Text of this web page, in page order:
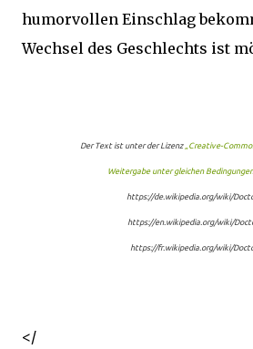
humorvollen Einschlag
Wechsel des Geschlechts ist
Der Text ist unter der Lizenz„Creative-
Weitergabe unter gleichen
https://de.wikipedia.org/wiki/
https://en.wikipedia.org/wiki/
https://fr.wikipedia.org/wiki/
</